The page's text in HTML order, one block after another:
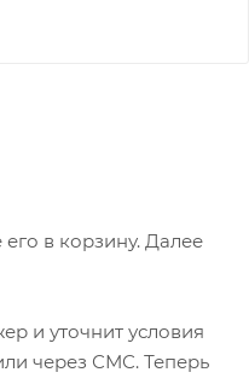
в корзину. Далее
и уточнит условия
через СМС. Теперь